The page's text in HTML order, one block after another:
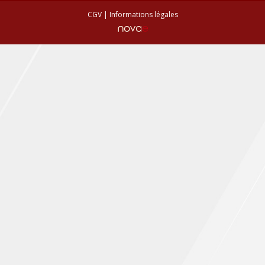
Conseils de plantation
Accès & Contact
CGV| Informations légales